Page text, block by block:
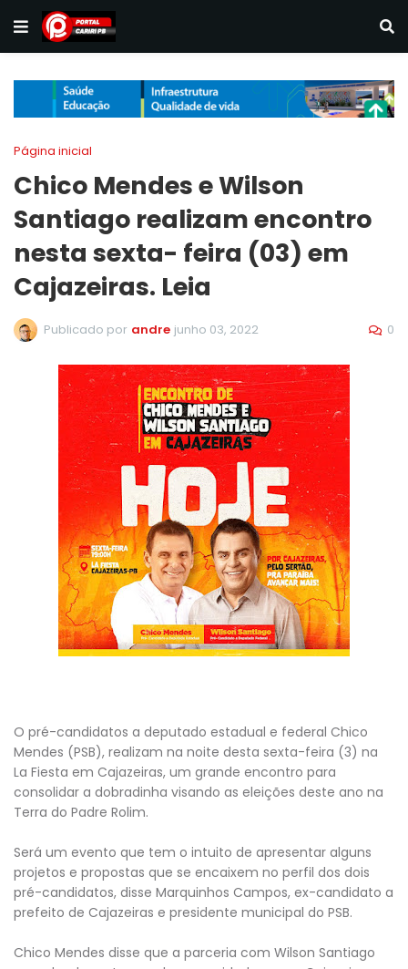
Página inicial
Chico Mendes e Wilson
Santiago realizam encontro
nesta sexta- feira (03) em
Cajazeiras. Leia
Publicado por andre junho 03, 2022 0
O pré-candidatos a deputado estadual e federal Chico
Mendes (PSB), realizam na noite desta sexta-feira (3) na
La Fiesta em Cajazeiras, um grande encontro para
consolidar a dobradinha visando as eleições deste ano na
Terra do Padre Rolim.
Será um evento que tem o intuito de apresentar alguns
projetos e propostas que se encaixem no perfil dos dois
pré-candidatos, disse Marquinhos Campos, ex-candidato a
prefeito de Cajazeiras e presidente municipal do PSB.
Chico Mendes disse que a parceria com Wilson Santiago